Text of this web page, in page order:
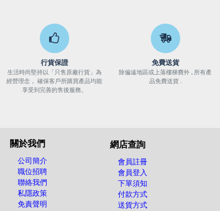
行貨保證
生活時尚堅持以「只售原廠行貨」為
經營理念， 確保客戶所購買產品均能
享受到完善的售後服務。
免費送貨
除偏遠地區或上落樓梯費外 , 所有產
品免費送貨 .
關於我們
公司簡介
職位招聘
聯絡我們
私隱政策
免責聲明
網店查詢
會員註冊
會員登入
下單須知
付款方式
送貨方式